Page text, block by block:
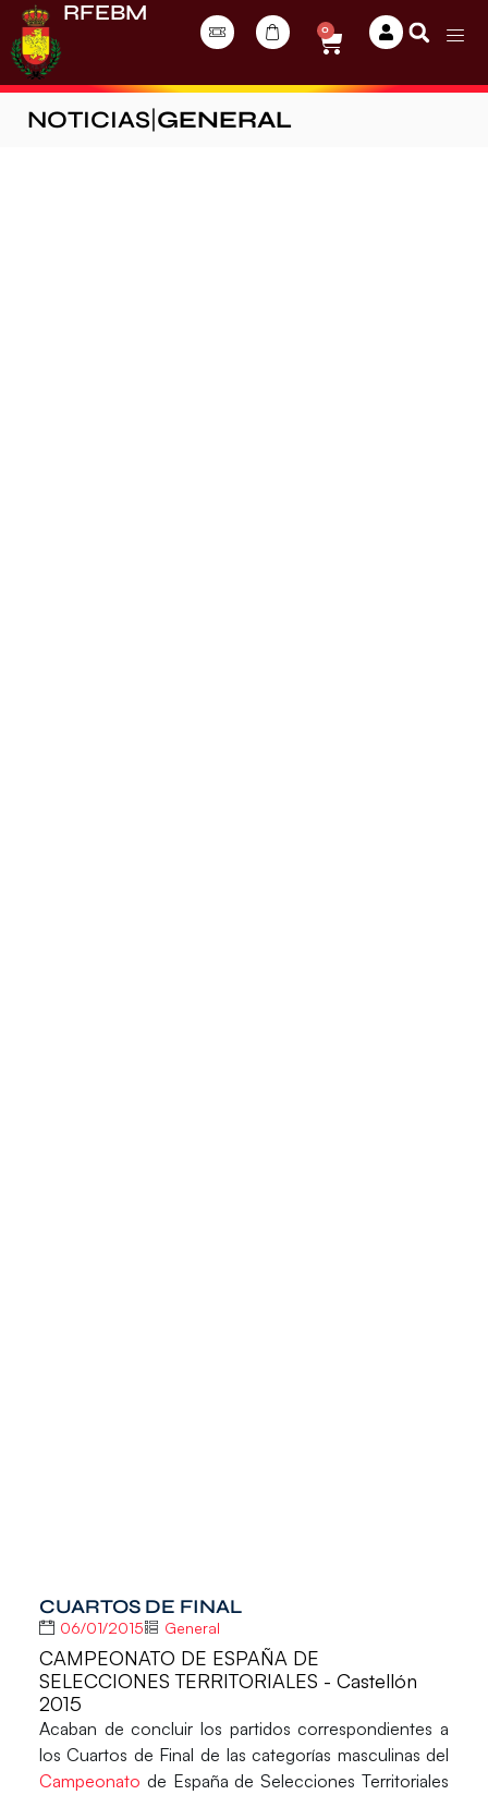
RFEBM
0
NOTICIAS GENERAL
CUARTOS DE FINAL
06/01/2015 General
CAMPEONATO DE ESPAÑA DE
SELECCIONES TERRITORIALES - Castellón
2015
Acaban de concluir los partidos correspondientes a
los Cuartos de Final de las categorías masculinas del
Campeonato de España de Selecciones Territoriales